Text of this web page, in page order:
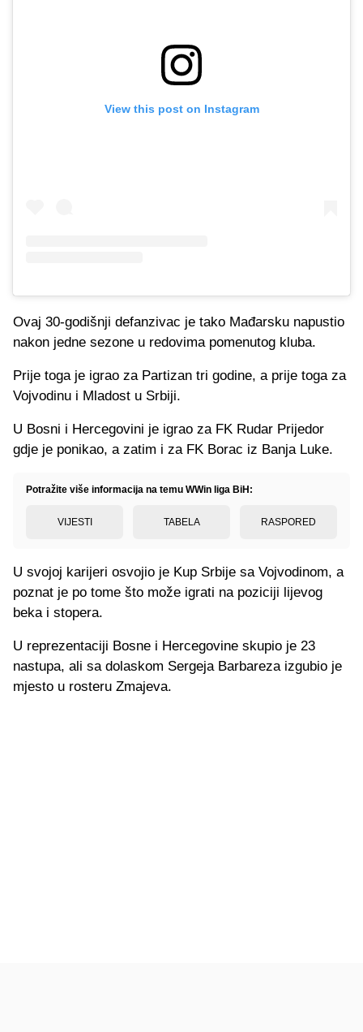
View this post on Instagram
Ovaj 30-godišnji defanzivac je tako Mađarsku napustio
nakon jedne sezone u redovima pomenutog kluba.
Prije toga je igrao za Partizan tri godine, a prije toga za
Vojvodinu i Mladost u Srbiji.
U Bosni i Hercegovini je igrao za FK Rudar Prijedor
gdje je ponikao, a zatim i za FK Borac iz Banja Luke.
Potražite više informacija na temu WWin liga BiH:
VIJESTI TABELA RASPORED
U svojoj karijeri osvojio je Kup Srbije sa Vojvodinom, a
poznat je po tome što može igrati na poziciji lijevog
beka i stopera.
U reprezentaciji Bosne i Hercegovine skupio je 23
nastupa, ali sa dolaskom Sergeja Barbareza izgubio je
mjesto u rosteru Zmajeva.